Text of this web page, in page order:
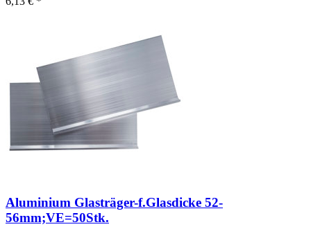
Aluminium Glasträger-f.Glasdicke 52-
56mm;VE=50Stk.